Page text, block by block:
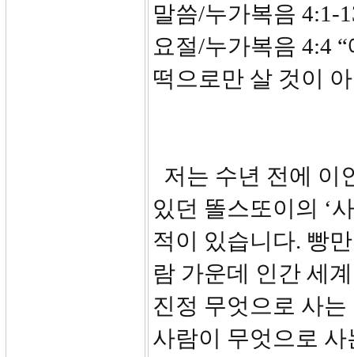
말씀/누가복음 4:1-
요절/누가복음 4:4
떡으로만 살 것이
저는 수년 전에 이
있던 똘스또이의 ‘
적이 있습니다. 빵
람 가운데 인간 세
진정 무엇으로 사
사람이 무엇으로